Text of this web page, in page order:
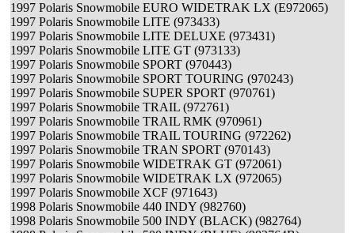
1997 Polaris Snowmobile EURO WIDETRAK LX (E972065)
1997 Polaris Snowmobile LITE (973433)
1997 Polaris Snowmobile LITE DELUXE (973431)
1997 Polaris Snowmobile LITE GT (973133)
1997 Polaris Snowmobile SPORT (970443)
1997 Polaris Snowmobile SPORT TOURING (970243)
1997 Polaris Snowmobile SUPER SPORT (970761)
1997 Polaris Snowmobile TRAIL (972761)
1997 Polaris Snowmobile TRAIL RMK (970961)
1997 Polaris Snowmobile TRAIL TOURING (972262)
1997 Polaris Snowmobile TRAN SPORT (970143)
1997 Polaris Snowmobile WIDETRAK GT (972061)
1997 Polaris Snowmobile WIDETRAK LX (972065)
1997 Polaris Snowmobile XCF (971643)
1998 Polaris Snowmobile 440 INDY (982760)
1998 Polaris Snowmobile 500 INDY (BLACK) (982764)